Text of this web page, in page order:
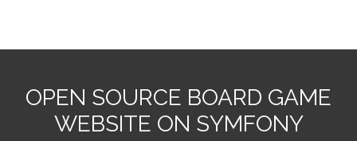
OPEN SOURCE BOARD GAME
WEBSITE ON SYMFONY